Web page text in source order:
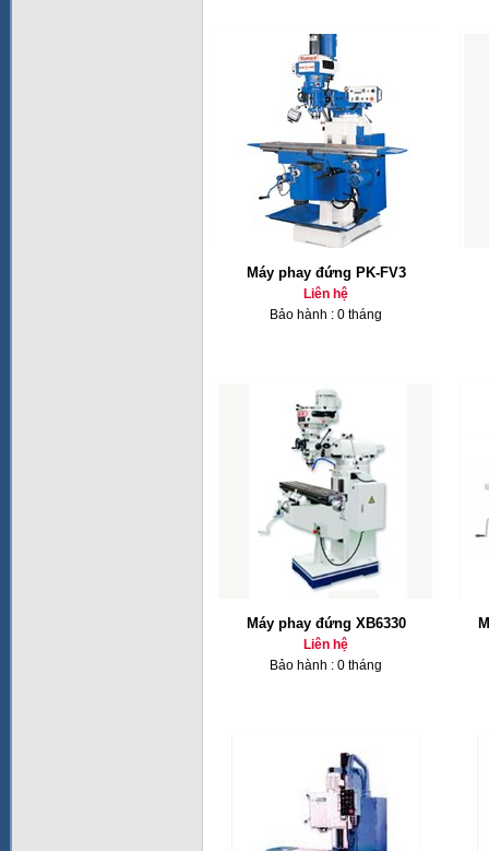
Máy phay đứng PK-FV3
Liên hệ
Bảo hành : 0 tháng
Máy phay đứng XB6330
Liên hệ
Bảo hành : 0 tháng